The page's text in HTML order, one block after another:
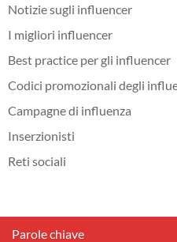
Notizie sugli influencer
I migliori influencer
Best practice per gli influencer
Codici promozionali degli
Campagne di influenza
Inserzionisti
Reti sociali
Parole chiave